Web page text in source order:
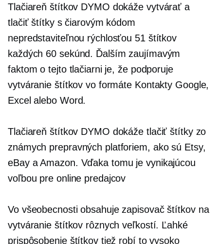
Tlačiareň štítkov DYMO dokáže vytvárať a
tlačiť štítky s čiarovým kódom
nepredstaviteľnou rýchlosťou 51 štítkov
každých 60 sekúnd. Ďalším zaujímavým
faktom o tejto tlačiarni je, že podporuje
vytváranie štítkov vo formáte Kontakty Google,
Excel alebo Word.
Tlačiareň štítkov DYMO dokáže tlačiť štítky zo
známych prepravných platforiem, ako sú Etsy,
eBay a Amazon. Vďaka tomu je vynikajúcou
voľbou pre online predajcov
Vo všeobecnosti obsahuje zapisovač štítkov na
vytváranie štítkov rôznych veľkostí. Ľahké
prispôsobenie štítkov tiež robí to vysoko